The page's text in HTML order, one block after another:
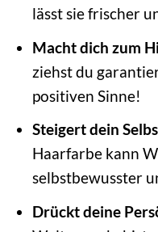
lässt sie frischer
Macht dich zum
ziehst du
positiven Sinne!
Steigert dein
Haarfarbe kann
selbstbewusster
Drückt deine